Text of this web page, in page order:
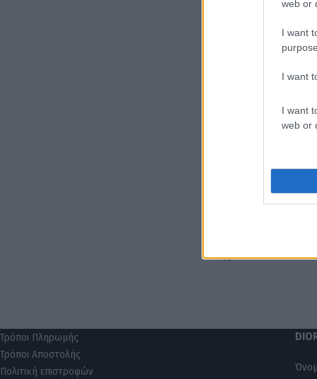
web or
I want
I want
I want
web or
Τρόποι Πληρωμής
Τρόποι Αποστολής
Πολιτική επιστροφών